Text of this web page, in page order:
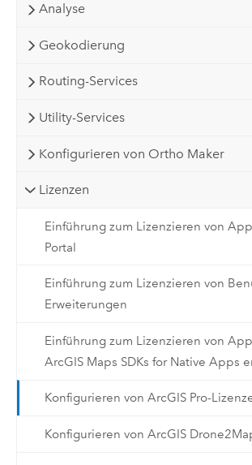
Analyse
Geokodierung
Routing-Services
Utility-Services
Konfigurieren von Ortho Maker
Lizenzen
Einführung zum Lizenzieren von
Portal
Einführung zum Lizenzieren von
Erweiterungen
Einführung zum Lizenzieren von
ArcGIS Maps SDKs for Native Apps
Konfigurieren von ArcGIS Pro-
Konfigurieren von ArcGIS